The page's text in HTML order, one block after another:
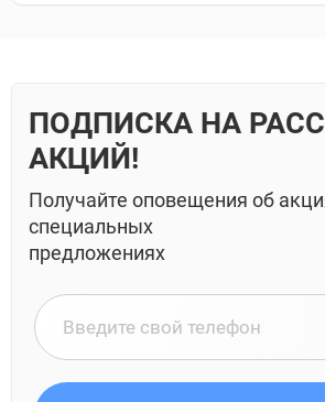
ПОДПИСКА НА
АКЦИЙ!
Получайте оповещения об
специальных
предложениях